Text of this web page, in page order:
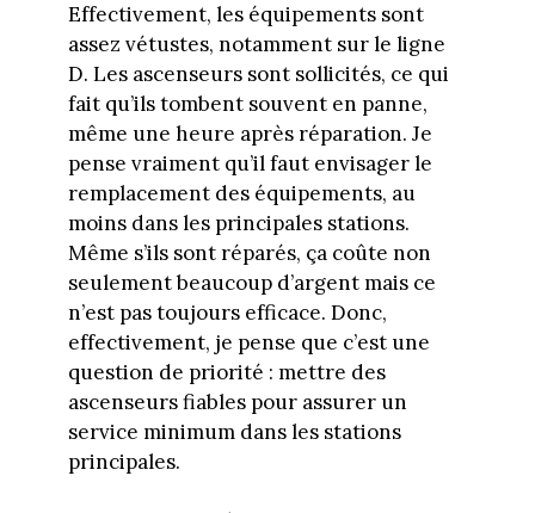
Effectivement, les équipements sont
assez vétustes, notamment sur le ligne
D. Les ascenseurs sont sollicités, ce qui
fait qu’ils tombent souvent en panne,
même une heure après réparation. Je
pense vraiment qu’il faut envisager le
remplacement des équipements, au
moins dans les principales stations.
Même s’ils sont réparés, ça coûte non
seulement beaucoup d’argent mais ce
n’est pas toujours efficace. Donc,
effectivement, je pense que c’est une
question de priorité : mettre des
ascenseurs fiables pour assurer un
service minimum dans les stations
principales.